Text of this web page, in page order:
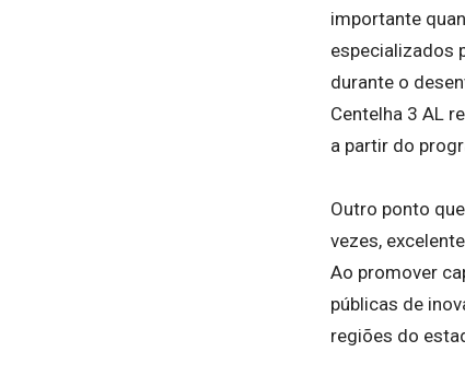
importante
especializados
durante o
Centelha 3 AL
a partir do
Outro ponto
vezes,
Ao promover
públicas de
regiões do